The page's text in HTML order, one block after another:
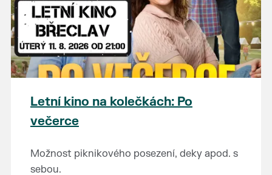
Letní kino na kolečkách: Po
večerce
Možnost piknikového posezení, deky apod. s
sebou.